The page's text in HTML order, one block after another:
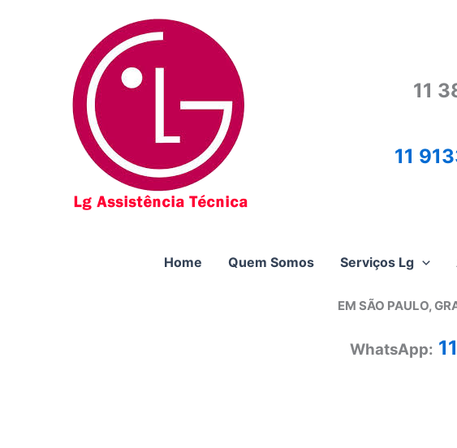
11
11
Home Quem Somos Serviços Lg
EM SÃO PAULO,
WhatsApp: